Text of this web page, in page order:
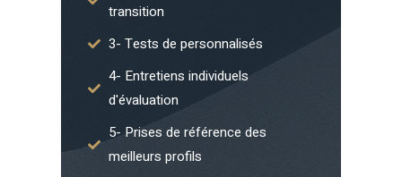
transition
3- Tests de personnalisés
4- Entretiens individuels
d'évaluation
5- Prises de référence des
meilleurs profils